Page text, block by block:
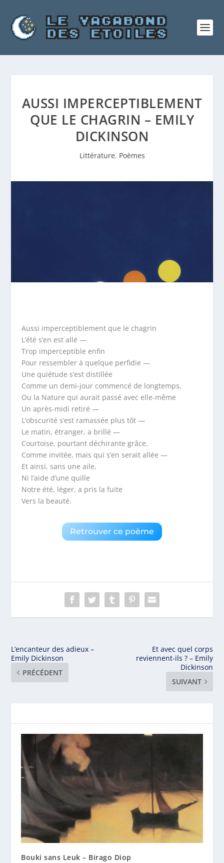
AUSSI IMPERCEPTIBLEMENT
QUE LE CHAGRIN – EMILY
DICKINSON
Littérature, Poèmes
Aussi imperceptiblement que le chagrin
L’été s’en est allé —
Trop imperceptible enfin
Pour ressembler à quelque perfidie —
Une quiétude s’est distillée
Comme un demi-jour commencé de longtemps,
Ou la Nature qui aurait passé avec elle-même
Un après-midi retiré —
L’obscurité s’est ramassée plus tôt —
Le matin, étranger, a brillé —
Courtoise, pourtant déchirante grâce,
Comme invitée, mais qui s’en serait allée —
Et ainsi, sans une aile,
Ni l’aide d’une quille
Notre été, léger, a pris la fuite
Vers la beauté.
Retrouver ce poème
L’encanteur des adieux –
Emily Dickinson
PRÉCÉDENT
Et avec quel corps
reviennent-ils ? – Emily
Dickinson
SUIVANT
Bouki sans Leuk – Birago Diop